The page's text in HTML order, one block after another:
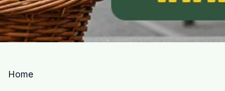
Home